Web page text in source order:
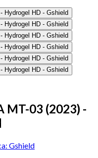
MT-03 (2023) -
Gshield